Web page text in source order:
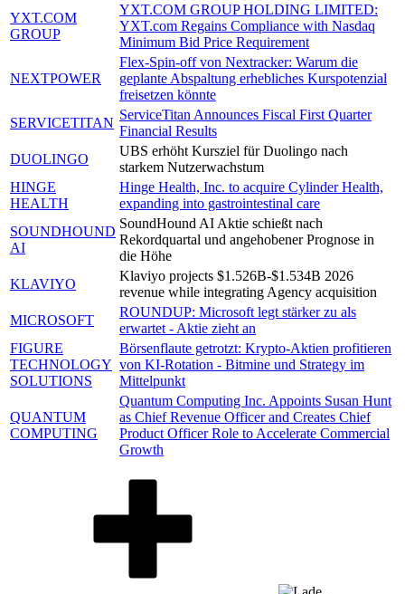
YXT.COM
GROUP
YXT.COM GROUP HOLDING LIMITED:
YXT.com Regains Compliance with Nasdaq
Minimum Bid Price Requirement
NEXTPOWER
Flex-Spin-off von Nextracker: Warum die
geplante Abspaltung erhebliches Kurspotenzial
freisetzen könnte
SERVICETITAN
ServiceTitan Announces Fiscal First Quarter
Financial Results
DUOLINGO
UBS erhöht Kursziel für Duolingo nach
starkem Nutzerwachstum
HINGE
HEALTH
Hinge Health, Inc. to acquire Cylinder Health,
expanding into gastrointestinal care
SOUNDHOUND
AI
SoundHound AI Aktie schießt nach
Rekordquartal und angehobener Prognose in
die Höhe
KLAVIYO
Klaviyo projects $1.526B-$1.534B 2026
revenue while integrating Agency acquisition
MICROSOFT
ROUNDUP: Microsoft legt stärker zu als
erwartet - Aktie zieht an
FIGURE
TECHNOLOGY
SOLUTIONS
Börsenflaute getrotzt: Krypto-Aktien profitieren
von KI-Rotation - Bitmine und Strategy im
Mittelpunkt
QUANTUM
COMPUTING
Quantum Computing Inc. Appoints Susan Hunt
as Chief Revenue Officer and Creates Chief
Product Officer Role to Accelerate Commercial
Growth